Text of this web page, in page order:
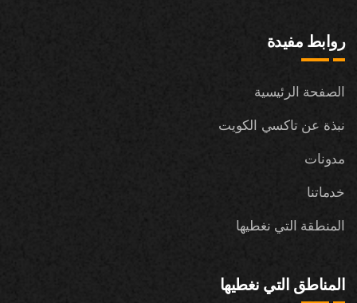
روابط مفيدة
الصفحة الرئيسية
نبذة عن تاكسي الكويت
مدونات
خدماتنا
المنطقة التي نغطيها
المناطق التي نغطيها